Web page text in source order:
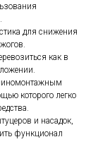
для снижения
как в
которого легко
и насадок,
функционал